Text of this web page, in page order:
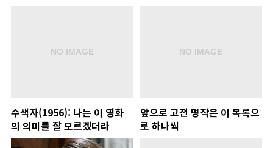
수색자(1956): 나는 이 영화
의 의미를 잘 모르겠더라
앞으로 고전 명작은 이 목록으
로 하나씩